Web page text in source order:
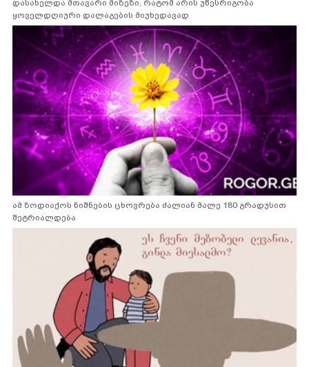
დასახელდა მთავარი მიზეზი, რატომ არის უწესრიგობა
ყოველდღიური დალაგების მიუხედავად
ამ ზოდიაქოს ნიშნების ცხოვრება ძალიან მალე 180 გრადუსით
შეტრიალდება